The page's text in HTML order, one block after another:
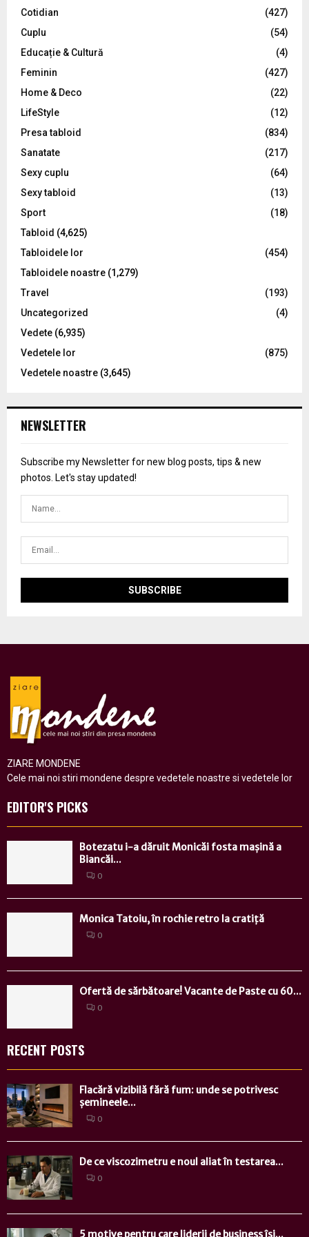
:
C
Cotidian
(427)
Cuplu
(54)
Educație & Cultură
(4)
Feminin
(427)
Home & Deco
(22)
LifeStyle
(12)
Presa tabloid
(834)
Sanatate
(217)
Sexy cuplu
(64)
Sexy tabloid
(13)
Sport
(18)
Tabloid (4,625)
Tabloidele lor
(454)
Tabloidele noastre (1,279)
Travel
(193)
Uncategorized
(4)
Vedete (6,935)
Vedetele lor
(875)
Vedetele noastre (3,645)
NEWSLETTER
Subscribe my Newsletter for new blog posts, tips & new
photos. Let's stay updated!
ZIARE MONDENE
Cele mai noi stiri mondene despre vedetele noastre si vedetele lor
EDITOR'S PICKS
Botezatu i-a dăruit Monicăi fosta mașină a
Biancăi...
0
Monica Tatoiu, în rochie retro la cratiță
0
Ofertă de sărbătoare! Vacante de Paste cu 60...
0
RECENT POSTS
Flacără vizibilă fără fum: unde se potrivesc
șemineele...
0
De ce viscozimetru e noul aliat în testarea...
0
5 motive pentru care liderii de business își...